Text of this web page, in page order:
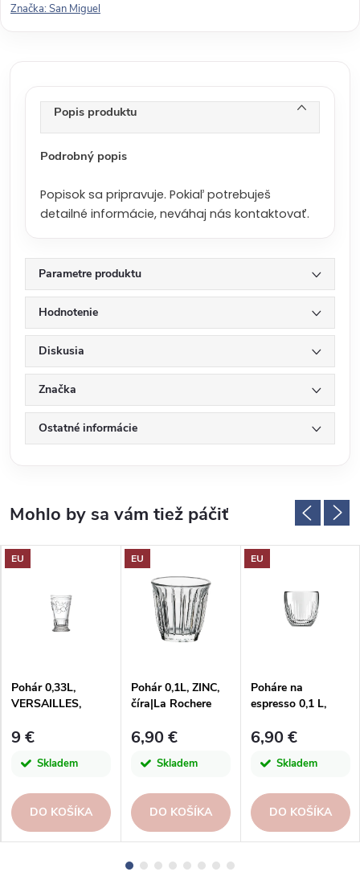
o
Značka:San Miguel
Popis produktu
Podrobný popis
Popisok sa pripravuje. Pokiaľ potrebuješ
detailné informácie, neváhaj nás kontaktovať.
Parametre produktu
Hodnotenie
Diskusia
Značka
Ostatné informácie
EU
Pohár 0,33L,
VERSAILLES,
9 €
Skladem
DO KOŠÍKA
EU
Pohár 0,1L, ZINC,
číra|La Rochere
6,90 €
Skladem
DO KOŠÍKA
EU
Poháre na
espresso 0,1 L,
Rochere
6,90 €
Skladem
DO KOŠÍKA